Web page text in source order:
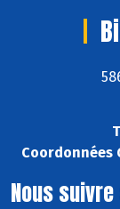
Coordonnées
Nous